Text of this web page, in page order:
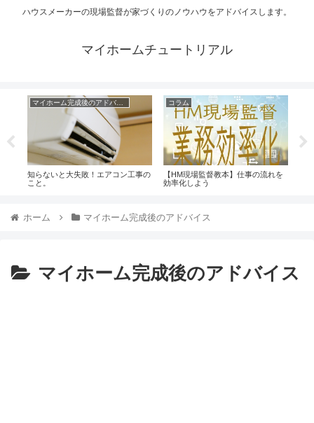
ハウスメーカーの現場監督が家づくりのノウハウをアドバイスします。
マイホームチュートリアル
マイホーム完成後のアドバイス
知らないと大失敗！エアコン工事の
こと。
コラム
【HM現場監督教本】仕事の流れを
効率化しよう
ホーム マイホーム完成後のアドバイス
マイホーム完成後のアドバイス